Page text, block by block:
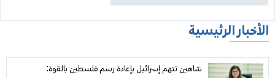
الأخبار الرئيسية
شاهين تتهم إسرائيل بإعادة رسم فلسطين بالقوة: